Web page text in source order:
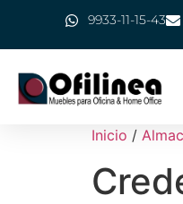
9933-11-15-43
Inicio /